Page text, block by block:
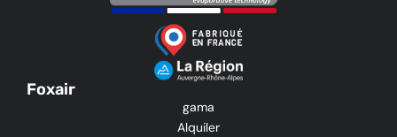
Foxair
gama
Alquiler